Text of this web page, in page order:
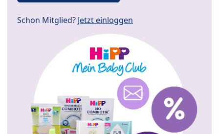
Schon Mitglied? Jetzt einloggen